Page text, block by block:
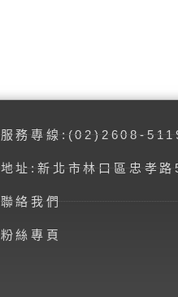
服務專線:(02)2608-
地址:新北市林口區忠孝
聯絡我們
粉絲專頁